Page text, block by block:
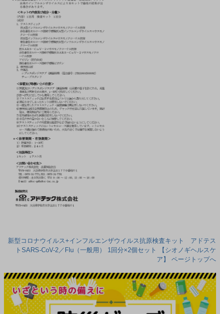
新型コロナウイルス+インフルエンザウイルス抗原検査キット アドテス
トSARS-CoV-2／Flu（一般用） 1回分×2個セット 【シオノギヘルスケ
ア】 ページトップへ